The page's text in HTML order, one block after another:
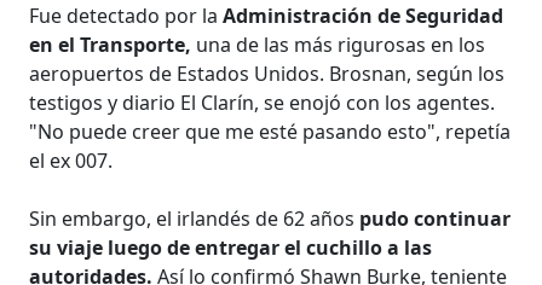
Fue detectado por laAdministración de Seguridad
en el Transporte, una de las más rigurosas en los
aeropuertos de Estados Unidos. Brosnan, según los
testigos y diario El Clarín, se enojó con los agentes.
"No puede creer que me esté pasando esto", repetía
el ex 007.
Sin embargo, el irlandés de 62 años pudo continuar
su viaje luego de entregar el cuchillo a las
autoridades.Así lo confirmó Shawn Burke, teniente